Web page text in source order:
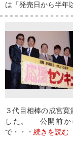
は「発売日から半年
３代目相棒の成宮
した。 公開前か
で・・・ 続きを読む